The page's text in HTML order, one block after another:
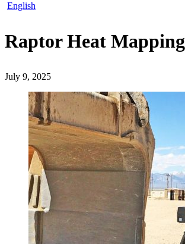
English
Raptor Heat Mapping
July 9, 2025